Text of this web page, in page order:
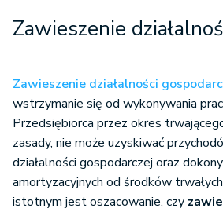
Zawieszenie
Zawieszenie działalności
wstrzymanie się od wykonywania
Przedsiębiorca przez okres
zasady, nie może uzyskiwać
działalności gospodarczej oraz
amortyzacyjnych od środków
istotnym jest oszacowanie, czy